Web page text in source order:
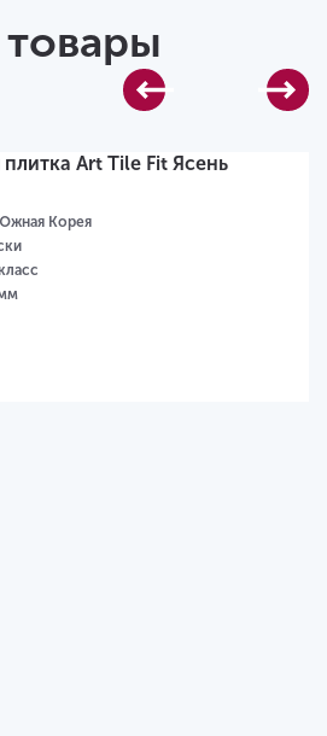
Art Tile Fit Ясень
Корея